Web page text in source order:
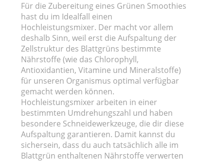
Für die Zubereitung eines Grünen Smoothies
hast du im Idealfall einen
Hochleistungsmixer. Der macht vor allem
deshalb Sinn, weil erst die Aufspaltung der
Zellstruktur des Blattgrüns bestimmte
Nährstoffe (wie das Chlorophyll,
Antioxidantien, Vitamine und Mineralstoffe)
für unseren Organismus optimal verfügbar
gemacht werden können.
Hochleistungsmixer arbeiten in einer
bestimmten Umdrehungszahl und haben
besondere Schneidewerkzeuge, die dir diese
Aufspaltung garantieren. Damit kannst du
sichersein, dass du auch tatsächlich alle im
Blattgrün enthaltenen Nährstoffe verwerten